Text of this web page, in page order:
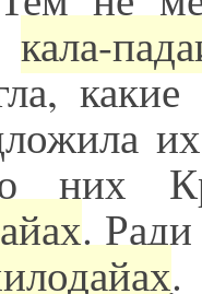
кала-
них
.
.